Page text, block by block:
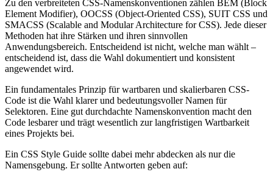
Zu den verbreiteten CSS-Namenskonventionen zählen BEM (Block
Element Modifier), OOCSS (Object-Oriented CSS), SUIT CSS und
SMACSS (Scalable and Modular Architecture for CSS). Jede dieser
Methoden hat ihre Stärken und ihren sinnvollen
Anwendungsbereich. Entscheidend ist nicht, welche man wählt –
entscheidend ist, dass die Wahl dokumentiert und konsistent
angewendet wird.
Ein fundamentales Prinzip für wartbaren und skalierbaren CSS-
Code ist die Wahl klarer und bedeutungsvoller Namen für
Selektoren. Eine gut durchdachte Namenskonvention macht den
Code lesbarer und trägt wesentlich zur langfristigen Wartbarkeit
eines Projekts bei.
Ein CSS Style Guide sollte dabei mehr abdecken als nur die
Namensgebung. Er sollte Antworten geben auf: